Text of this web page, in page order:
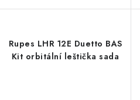
Rupes LHR 12E Duetto BAS
Kit orbitální leštička sada